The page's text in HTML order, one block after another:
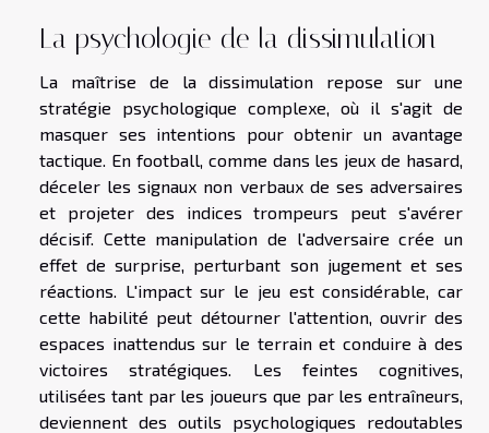
La psychologie de la dissimulation
La maîtrise de la dissimulation repose sur une
stratégie psychologique complexe, où il s'agit de
masquer ses intentions pour obtenir un avantage
tactique. En football, comme dans les jeux de hasard,
déceler les signaux non verbaux de ses adversaires
et projeter des indices trompeurs peut s'avérer
décisif. Cette manipulation de l'adversaire crée un
effet de surprise, perturbant son jugement et ses
réactions. L'impact sur le jeu est considérable, car
cette habilité peut détourner l'attention, ouvrir des
espaces inattendus sur le terrain et conduire à des
victoires stratégiques. Les feintes cognitives,
utilisées tant par les joueurs que par les entraîneurs,
deviennent des outils psychologiques redoutables